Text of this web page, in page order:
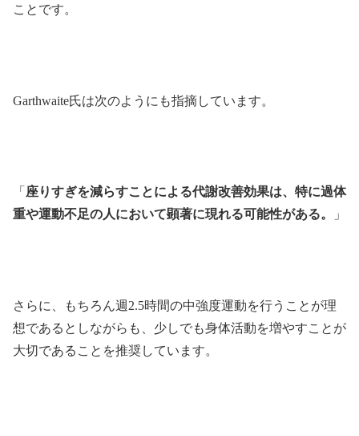
ことです。
Garthwaite氏は次のようにも指摘しています。
「 座りすぎを減らすことによる代謝改善効果は、特に過体
重や運動不足の人において顕著に現れる可能性がある。
」
さらに、もちろん週2.5時間の中強度運動を行うことが理
想であるとしながらも、少しでも身体活動を増やすことが
大切であることを推奨しています。